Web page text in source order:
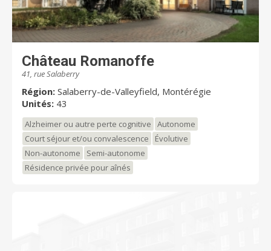
Château Romanoffe
41, rue Salaberry
Région: Salaberry-de-Valleyfield, Montérégie
Unités: 43
Alzheimer ou autre perte cognitive
Autonome
Court séjour et/ou convalescence
Évolutive
Non-autonome
Semi-autonome
Résidence privée pour aînés